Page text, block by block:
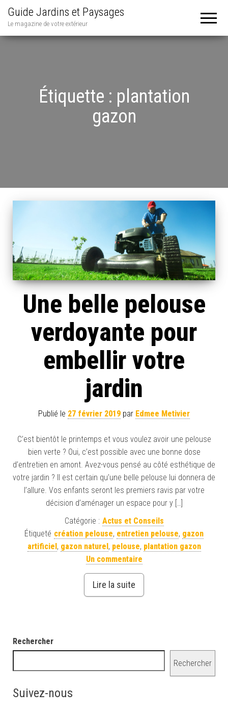
Guide Jardins et Paysages
Le magazine de votre extérieur
Étiquette : plantation
gazon
Une belle pelouse
verdoyante pour
embellir votre
jardin
Publié le 27 février 2019 par Edmee Metivier
C’est bientôt le printemps et vous voulez avoir une pelouse
bien verte ? Oui, c’est possible avec une bonne dose
d’entretien en amont. Avez-vous pensé au côté esthétique de
votre jardin ? Il est certain qu’une belle pelouse lui donnera de
l’allure. Vos enfants seront les premiers ravis par votre
décision d’aménager un espace pour y […]
Catégorie : Actus et Conseils
Étiqueté création pelouse, entretien pelouse, gazon
artificiel , gazon naturel , pelouse, plantation gazon
Un commentaire
Lire la suite
Rechercher
Rechercher
Suivez-nous